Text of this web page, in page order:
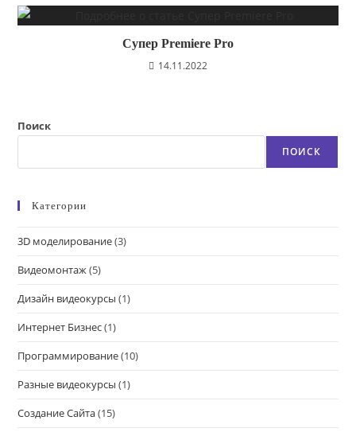
Супер Premiere Pro
14.11.2022
Поиск
ПОИСК
Категории
3D моделирование(3)
Видеомонтаж(5)
Дизайн видеокурсы (1)
Интернет Бизнес(1)
Программирование(10)
Разные видеокурсы (1)
Создание Сайта(15)